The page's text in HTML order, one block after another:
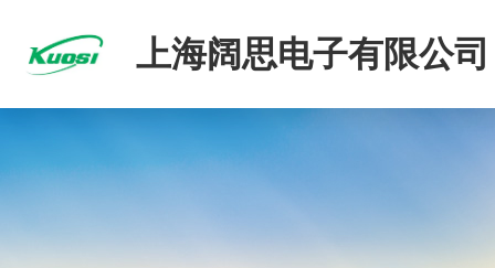
上海阔思电子有限公司